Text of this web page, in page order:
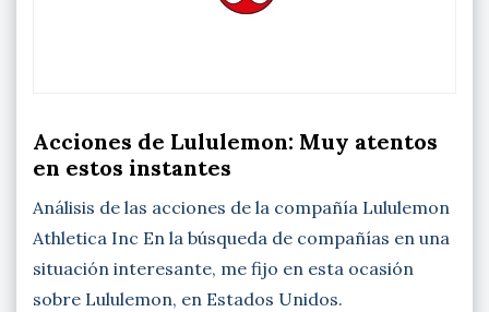
Acciones de Lululemon: Muy atentos
en estos instantes
Análisis de las acciones de la compañía Lululemon
Athletica Inc En la búsqueda de compañías en una
situación interesante, me fijo en esta ocasión
sobre Lululemon, en Estados Unidos.